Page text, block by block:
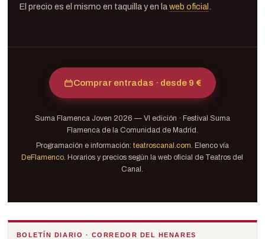
El precio es el mismo en taquilla y en laweb oficial
Comprar entradas · desde 9 €
Suma Flamenca Joven 2026 — VI edición · Festival Suma
Flamenca de la Comunidad de Madrid.
Programación e información: teatroscanal.com. Elenco vía
DeFlamenco. Horarios y precios según la web oficial de Teatros del
Canal.
BOLETÍN DIARIO · CORREDOR DEL HENARES